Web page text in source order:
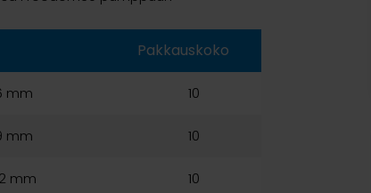
Pakkauskoko
mm 10
mm 10
mm 10